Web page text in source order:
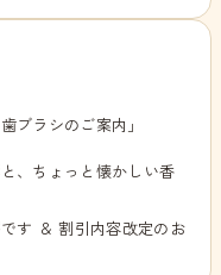
ブラシのご案内」
、ちょっと懐かしい香
す ＆ 割引内容改定のお